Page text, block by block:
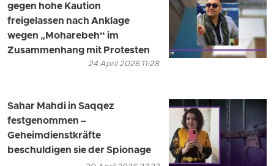
gegen hohe Kaution
freigelassen nach Anklage
wegen „Moharebeh“ im
Zusammenhang mit Protesten
24 April 2026 11:28
Sahar Mahdi in Saqqez
festgenommen –
Geheimdienstkräfte
beschuldigen sie der Spionage